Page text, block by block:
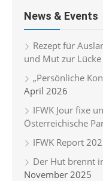
News & Events
Rezept für
und Mut zur Lücke
„Persönliche
April 2026
IFWK Jour fixe
Österreichische
IFWK Report
Der Hut brennt
November 2025